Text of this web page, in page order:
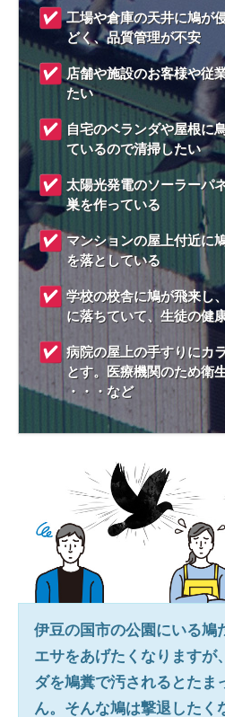
工場や倉庫の天井に鳩が
どく、品質管理が不安
店舗や施設のお客様や従
たい
自宅のベランダや屋根に
ているので清掃したい
太陽光発電のソーラーパ
巣を作っている
マンションの屋上付近に
を落としている
学校の校舎に鳩が飛来し
に落ちていて、生徒の健
病院の屋上の手すりにカ
とす。医療機関のため衛
・・・など
伊豆の国市の公園にいる鳩
エサをあげたくなりますが
ダを鳩糞で汚されるとたま
ん。そんな鳩は撃退したく